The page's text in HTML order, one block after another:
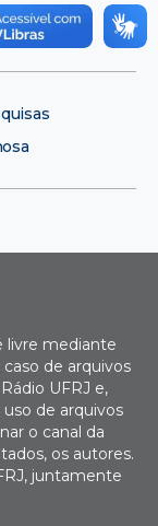
livre mediante
de arquivos
UFRJ e,
de arquivos
o canal da
os autores.
juntamente